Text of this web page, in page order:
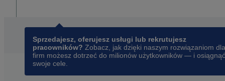
Sprzedajesz, oferujesz usługi lub rekrutujesz
pracowników? Zobacz, jak dzięki naszym rozwiązaniom dla
firm możesz dotrzeć do milionów użytkowników — i osiągnąć
swoje cele.